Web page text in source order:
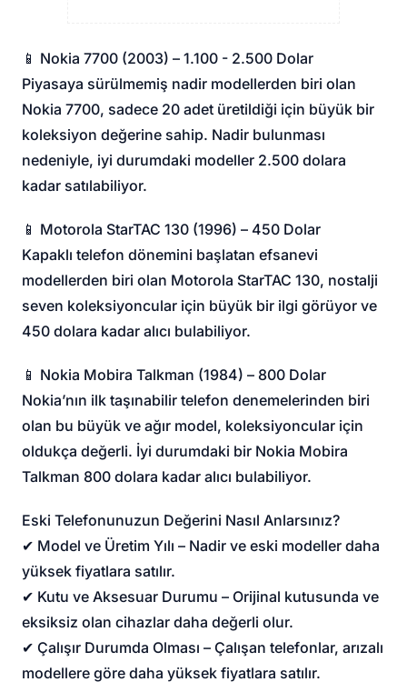
📱 Nokia 7700 (2003) – 1.100 - 2.500 Dolar
Piyasaya sürülmemiş nadir modellerden biri olan
Nokia 7700, sadece 20 adet üretildiği için büyük bir
koleksiyon değerine sahip. Nadir bulunması
nedeniyle, iyi durumdaki modeller 2.500 dolara
kadar satılabiliyor.
📱 Motorola StarTAC 130 (1996) – 450 Dolar
Kapaklı telefon dönemini başlatan efsanevi
modellerden biri olan Motorola StarTAC 130, nostalji
seven koleksiyoncular için büyük bir ilgi görüyor ve
450 dolara kadar alıcı bulabiliyor.
📱 Nokia Mobira Talkman (1984) – 800 Dolar
Nokia’nın ilk taşınabilir telefon denemelerinden biri
olan bu büyük ve ağır model, koleksiyoncular için
oldukça değerli. İyi durumdaki bir Nokia Mobira
Talkman 800 dolara kadar alıcı bulabiliyor.
Eski Telefonunuzun Değerini Nasıl Anlarsınız?
✔ Model ve Üretim Yılı – Nadir ve eski modeller daha
yüksek fiyatlara satılır.
✔ Kutu ve Aksesuar Durumu – Orijinal kutusunda ve
eksiksiz olan cihazlar daha değerli olur.
✔ Çalışır Durumda Olması – Çalışan telefonlar, arızalı
modellere göre daha yüksek fiyatlara satılır.